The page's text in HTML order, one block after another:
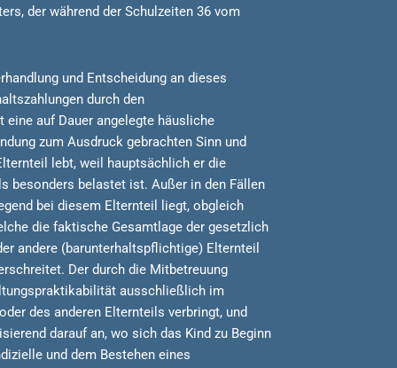
der während der Schulzeiten 36 vom
und Entscheidung an dieses
durch den
auf Dauer angelegte häusliche
zum Ausdruck gebrachten Sinn und
lebt, weil hauptsächlich er die
besonders belastet ist. Außer in den Fällen
bei diesem Elternteil liegt, obgleich
die faktische Gesamtlage der gesetzlich
andere (barunterhaltspflichtige) Elternteil
Der durch die Mitbetreuung
ausschließlich im
des anderen Elternteils verbringt, und
darauf an, wo sich das Kind zu Beginn
und dem Bestehen eines